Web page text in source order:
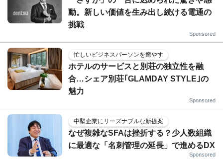
動。新しい価値を生み出し続ける電通の
挑戦
Sponsored
忙しいビジネスパーソンを癒やす
ホテルのサービスと別荘の独立性を融
合…シェア別荘｢GLAMDAY STYLE｣の
魅力
Sponsored
中堅企業にリーズナブルな新提案
なぜ複雑なSFAは挫折する？少人数組織
に最適な「名刺管理の延長」で進めるDX
Sponsored